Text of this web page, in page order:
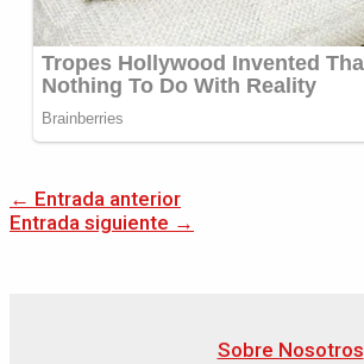
← Entrada anterior
Entrada siguiente →
Sobre Nosotros